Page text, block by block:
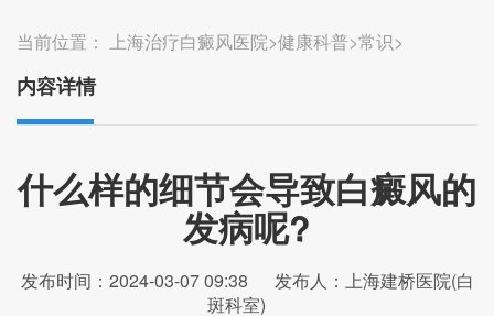
当前位置： 上海治疗白癜风医院>健康科普>常识>
内容详情
什么样的细节会导致白癜风的
发病呢?
发布时间：2024-03-07 09:38
发布人：上海建桥医院(白
斑科室)